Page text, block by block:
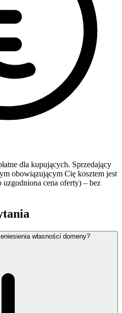
dla kupujących. Sprzedający
obowiązującym Cię kosztem jest
uzgodniona cena oferty) – bez
własności domeny?